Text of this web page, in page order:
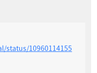
status/10960114155